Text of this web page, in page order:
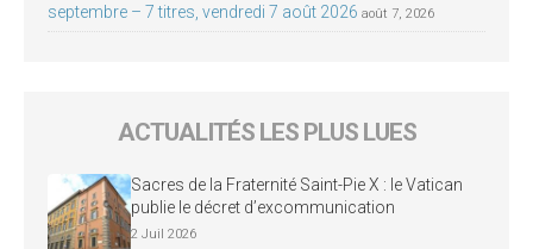
septembre – 7 titres, vendredi 7 août 2026 août 7, 2026
ACTUALITÉS LES PLUS LUES
Sacres de la Fraternité Saint-Pie X : le Vatican
publie le décret d’excommunication
2 Juil 2026